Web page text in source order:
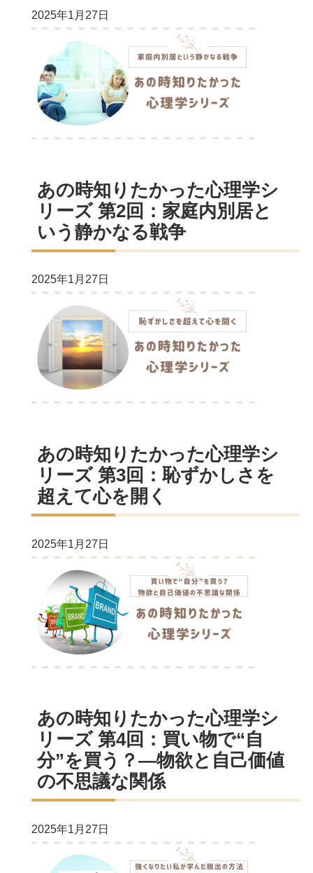
2025年1月27日
あの時知りたかった心理学シ
リーズ 第2回：家庭内別居と
いう静かなる戦争
2025年1月27日
あの時知りたかった心理学シ
リーズ 第3回：恥ずかしさを
超えて心を開く
2025年1月27日
あの時知りたかった心理学シ
リーズ 第4回：買い物で“自
分”を買う？―物欲と自己価値
の不思議な関係
2025年1月27日